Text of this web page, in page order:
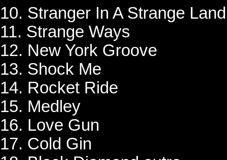
10. Stranger In A Strange Land
11. Strange Ways
12. New York Groove
13. Shock Me
14. Rocket Ride
15. Medley
16. Love Gun
17. Cold Gin